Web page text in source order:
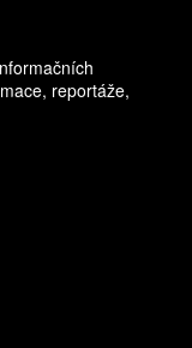
reportáže,